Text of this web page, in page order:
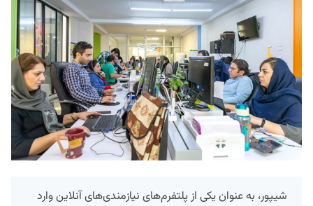
شیپور، به عنوان یکی از پلتفرم‌های نیازمندی‌های آنلاین وارد